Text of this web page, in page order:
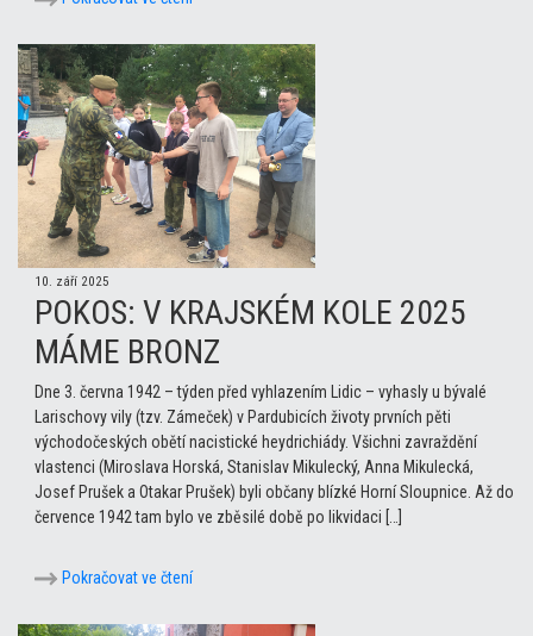
10. září 2025
POKOS: V KRAJSKÉM KOLE 2025
MÁME BRONZ
Dne 3. června 1942 – týden před vyhlazením Lidic – vyhasly u bývalé
Larischovy vily (tzv. Zámeček) v Pardubicích životy prvních pěti
východočeských obětí nacistické heydrichiády. Všichni zavraždění
vlastenci (Miroslava Horská, Stanislav Mikulecký, Anna Mikulecká,
Josef Prušek a Otakar Prušek) byli občany blízké Horní Sloupnice. Až do
července 1942 tam bylo ve zběsilé době po likvidaci […]
Pokračovat ve čtení